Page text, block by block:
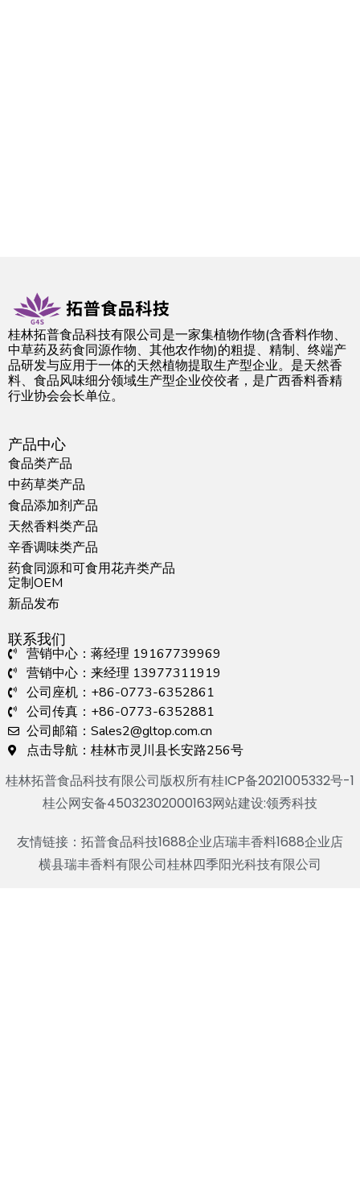
桂林拓普食品科技有限公司是一家集植物作物(含香料作物、
中草药及药食同源作物、其他农作物)的粗提、精制、终端产
品研发与应用于一体的天然植物提取生产型企业。是天然香
料、食品风味细分领域生产型企业佼佼者，是广西香料香精
行业协会会长单位。
产品中心
食品类产品
中药草类产品
食品添加剂产品
天然香料类产品
辛香调味类产品
药食同源和可食用花卉类产品
定制OEM
新品发布
联系我们
营销中心：蒋经理 19167739969
营销中心：来经理 13977311919
公司座机：+86-0773-6352861
公司传真：+86-0773-6352881
公司邮箱：Sales2@gltop.com.cn
点击导航：桂林市灵川县长安路256号
桂林拓普食品科技有限公司版权所有桂ICP备2021005332号-1
桂公网安备45032302000163网站建设:领秀科技
友情链接： 拓普食品科技1688企业店瑞丰香料1688企业店
横县瑞丰香料有限公司桂林四季阳光科技有限公司